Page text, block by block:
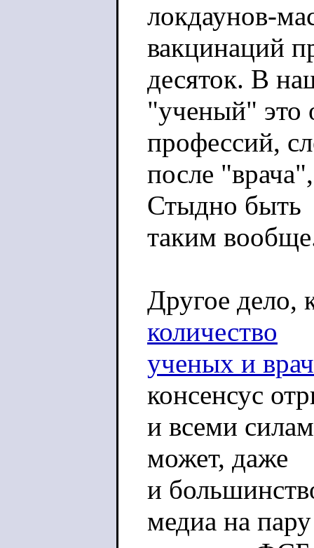
локдаунов-
вакцинаций
десяток. В
"ученый" это
профессий,
после
Стыдно быть
таким
Другое дело,
количество
ученых и
консенсус
и всеми
может, даже
и
медиа на